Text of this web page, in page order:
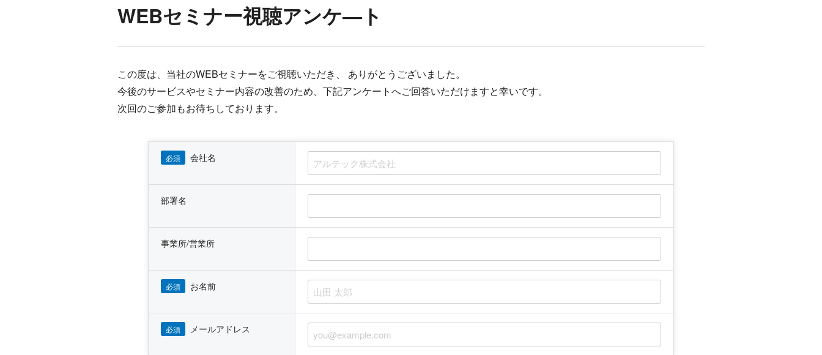
WEBセミナー視聴アンケ―ト
この度は、当社のWEBセミナーをご視聴いただき、 ありがとうございました。
今後のサービスやセミナー内容の改善のため、下記アンケートへご回答いただけますと幸いです。
次回のご参加もお待ちしております。
必須 会社名
部署名
事業所/営業所
必須 お名前
必須 メールアドレス